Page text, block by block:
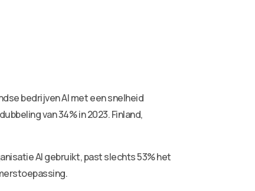
bedrijven AI met een snelheid
van 34% in 2023. Finland,
AI gebruikt, past slechts 53% het